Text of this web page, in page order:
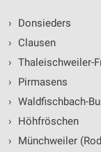
›
Donsieders
›
Clausen
› Thaleischweiler-
›
Pirmasens
› Waldfischbach-
›
Höhfröschen
›
Münchweiler
Analyse von
Quellen
Verwendung
IAB-Besonderheiten: